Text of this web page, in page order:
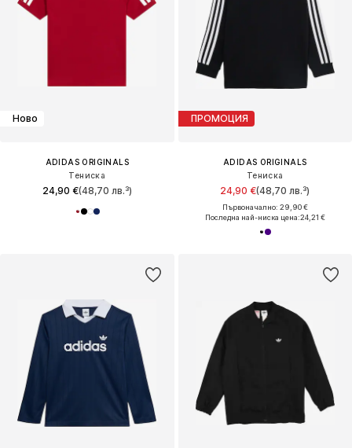
Ново
ADIDAS ORIGINALS
Тениска
24,90 €(48,70 лв.³)
ПРОМОЦИЯ
ADIDAS ORIGINALS
Тениска
24,90 €(48,70 лв.³)
Първоначално: 29,90 €
Последна най-ниска цена:24,21 €